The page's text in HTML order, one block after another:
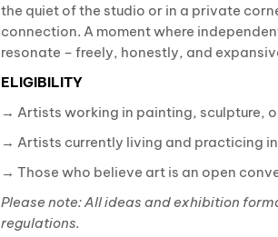
the quiet of the studio or in a private
connection. A moment where
resonate – freely, honestly, and
ELIGIBILITY
→ Artists working in painting, sculpture,
→ Artists currently living and practicing
→ Those who believe art is an open
Please note: All ideas and exhibition
regulations.